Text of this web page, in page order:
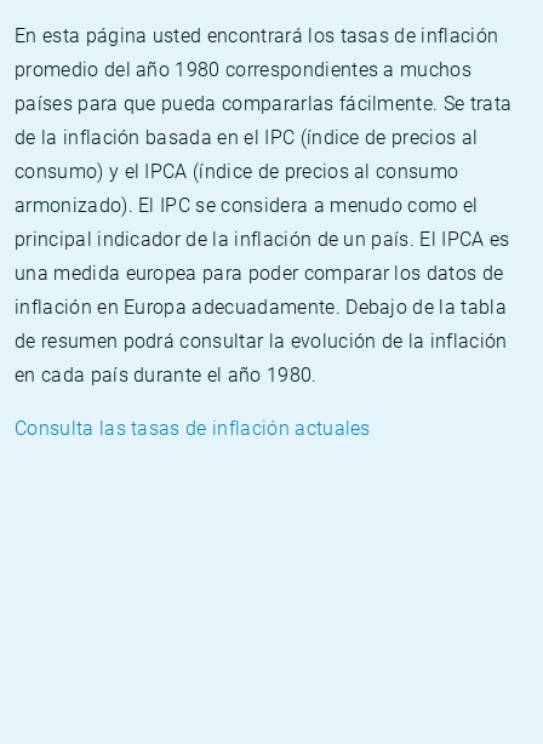
En esta página usted encontrará los tasas de inflación
promedio del año 1980 correspondientes a muchos
países para que pueda compararlas fácilmente. Se trata
de la inflación basada en el IPC (índice de precios al
consumo) y el IPCA (índice de precios al consumo
armonizado). El IPC se considera a menudo como el
principal indicador de la inflación de un país. El IPCA es
una medida europea para poder comparar los datos de
inflación en Europa adecuadamente. Debajo de la tabla
de resumen podrá consultar la evolución de la inflación
en cada país durante el año 1980.
Consulta las tasas de inflación actuales